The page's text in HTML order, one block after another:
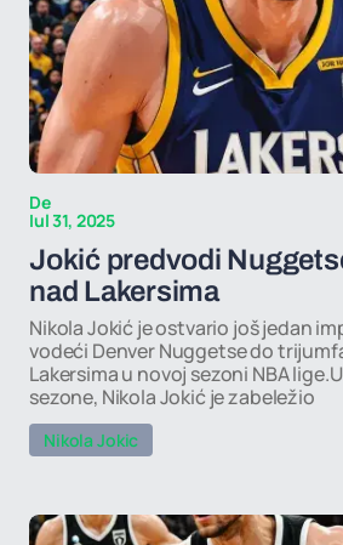
De
Iul 31, 2025
Jokić predvodi
nad Lakersima
Nikola Jokić je ostvario još jedan
vodeći Denver Nuggetse do
Lakersima u novoj sezoni NBA
sezone, Nikola Jokić je zabeležio
Nikola Jokic